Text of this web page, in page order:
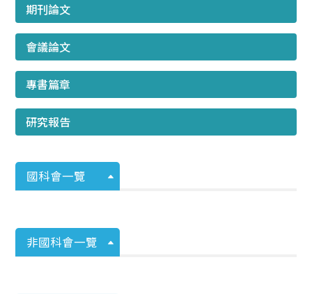
期刊論文
會議論文
專書篇章
研究報告
國科會一覽
非國科會一覽